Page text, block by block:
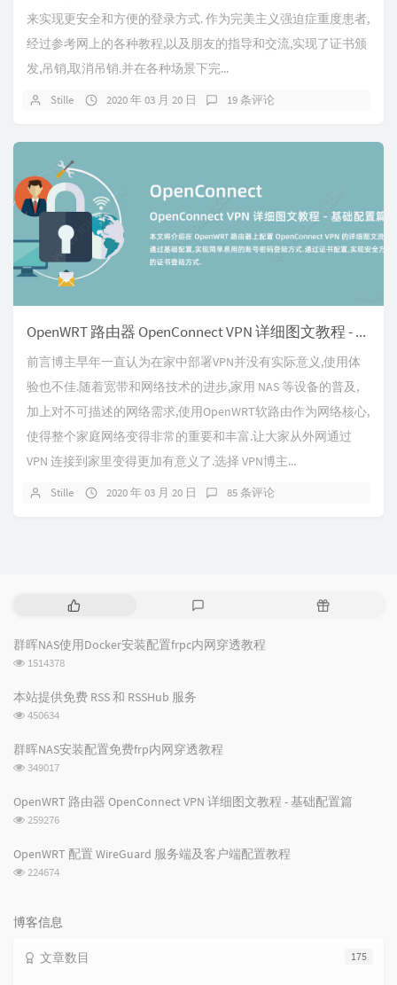
来实现更安全和方便的登录方式. 作为完美主义强迫症重度患者,
经过参考网上的各种教程,以及朋友的指导和交流,实现了证书颁
发,吊销,取消吊销.并在各种场景下完...
Stille 2020 年 03 月 20 日 19 条评论
OpenWRT 路由器 OpenConnect VPN 详细图文教程 - 基础配置篇
前言博主早年一直认为在家中部署VPN并没有实际意义,使用体
验也不佳.随着宽带和网络技术的进步,家用 NAS 等设备的普及,
加上对不可描述的网络需求,使用OpenWRT软路由作为网络核心,
使得整个家庭网络变得非常的重要和丰富.让大家从外网通过
VPN 连接到家里变得更加有意义了.选择 VPN博主...
Stille 2020 年 03 月 20 日 85 条评论
热
文
章
评
论
随
群晖NAS使用Docker安装配置frpc内网穿透教程
浏
次
数:
1514378
本站提供免费 RSS 和 RSSHub 服务
浏
次
数:
450634
群晖NAS安装配置免费frp内网穿透教程
浏
次
349017
OpenWRT 路由器 OpenConnect VPN 详细图文教程 - 基础配置篇
浏
次
259276
OpenWRT 配置 WireGuard 服务端及客户端配置教程
浏
数:
224674
博客信息
175
文章数目